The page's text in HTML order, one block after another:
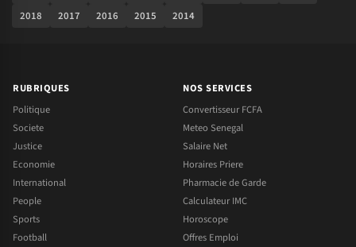
2018
2017 2016 2015 2014
RUBRIQUES
Politique
Societe
Justice
Economie
International
People
Sports
Football
NOS SERVICES
Convertisseur FCFA
Meteo Senegal
Salaire Net
Horaires Priere
Pharmacie de Garde
Calculateur IMC
Horoscope
Offres Emploi